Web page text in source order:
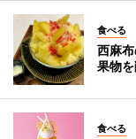
食べる
西麻
果物
食べる